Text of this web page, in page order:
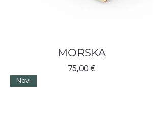
MORSKA
Cijena
75,00 €
Novi